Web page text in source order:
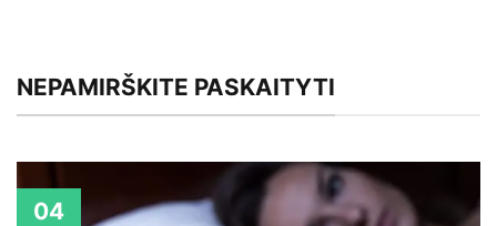
NEPAMIRŠKITE PASKAITYTI
04